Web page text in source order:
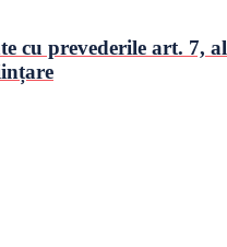
prevederile art. 7,